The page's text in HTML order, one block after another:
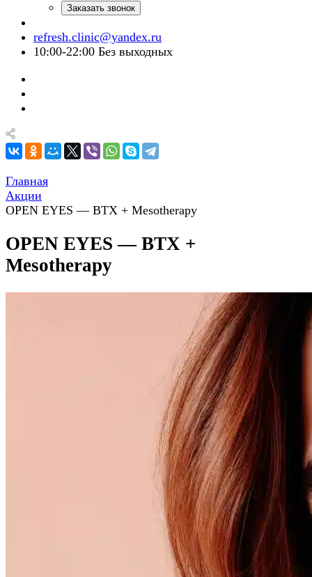
Заказать звонок
refresh.clinic@yandex.ru
10:00-22:00 Без выходных
Главная
Акции
OPEN EYES — BTX + Mesotherapy
OPEN EYES — BTX +
Mesotherapy